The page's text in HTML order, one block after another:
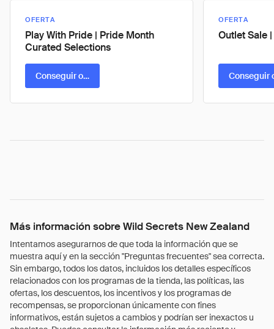
OFERTA
Play With Pride | Pride Month
Curated Selections
Conseguir oferta
OFERTA
Outlet Sale
Conseguir
Más información sobre Wild Secrets New Zealand
Intentamos asegurarnos de que toda la información que se
muestra aquí y en la sección "Preguntas frecuentes" sea correcta.
Sin embargo, todos los datos, incluidos los detalles específicos
relacionados con los programas de la tienda, las políticas, las
ofertas, los descuentos, los incentivos y los programas de
recompensas, se proporcionan únicamente con fines
informativos, están sujetos a cambios y podrían ser inexactos u